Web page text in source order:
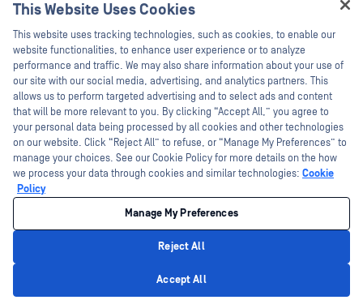
MetaAccess OPSWAT و Trust no File. Trust No Device. و OPSWAT و Protecting the
World's Critical Infrastructure و Deep CDR™ Technology و InQuest وشعار InQuest و
DFI و RetroHunt و Deep File Inspection و Join the Hunt هي علامات تجارية مملوكة
This Website Uses Cookies
This website uses tracking technologies, such as cookies, to enable our
website functionalities, to enhance user experience or to analyze
performance and traffic. We may also share information about your use of
our site with our social media, advertising, and analytics partners. This
allows us to perform targeted advertising and to select ads and content
that will be more relevant to you. By clicking “Accept All,” you agree to
your personal data being processed by all cookies and other technologies
on our website. Click “Reject All” to refuse, or “Manage My Preferences” to
manage your choices. See our Cookie Policy for more details on the how
we process your data through cookies and similar technologies: Cookie
Policy
Manage My Preferences
Reject All
Accept All
Hey there!
I'm Ozzy, your OPSWAT virtual assistant.
How can I help you secure what's critical
today?